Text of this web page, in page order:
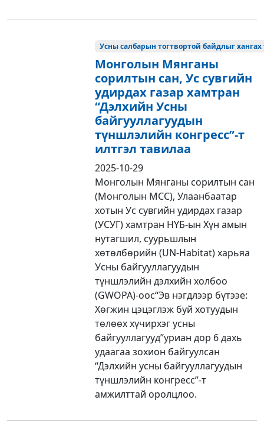
Усны салбарын тогтвортой байдлыг хангах
Монголын Мянганы
сорилтын сан, Ус сувгийн
удирдах газар хамтран
“Дэлхийн Усны
байгууллагуудын
түншлэлийн конгресс”-т
илтгэл тавилаа
2025-10-29
Монголын Мянганы сорилтын сан
(Mонголын МСС), Улаанбаатар
хотын Ус сувгийн удирдах газар
(УСУГ) хамтран НҮБ-ын Хүн амын
нутагшил, суурьшлын
хөтөлбөрийн (UN-Habitat) харьяа
Усны байгууллагуудын
түншлэлийн дэлхийн холбоо
(GWOPA)-оос“Эв нэгдлээр бүтээе:
Хөгжин цэцэглэж буй хотуудын
төлөөх хүчирхэг усны
байгууллагууд”уриан дор 6 дахь
удаагаа зохион байгуулсан
“Дэлхийн усны байгууллагуудын
түншлэлийн конгресс”-т
амжилттай оролцлоо.